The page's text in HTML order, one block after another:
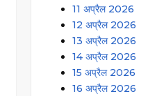
11 अप्रैल 2026
12 अप्रैल 2026
13 अप्रैल 2026
14 अप्रैल 2026
15 अप्रैल 2026
16 अप्रैल 2026